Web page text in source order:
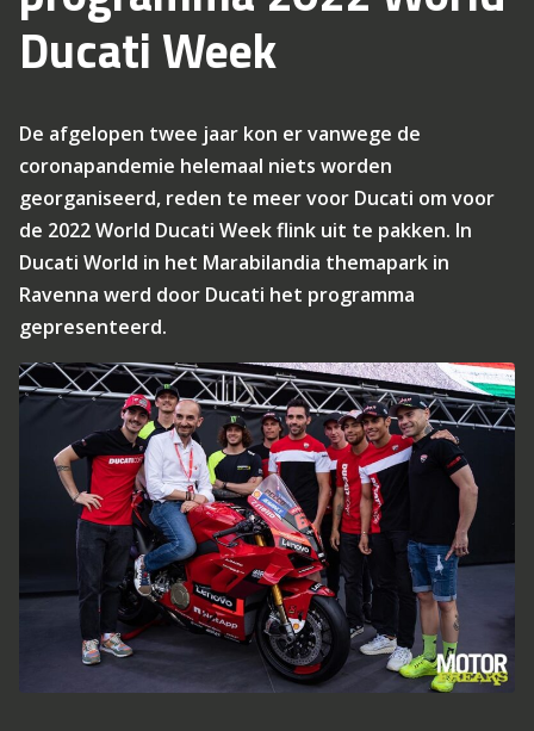
Ducati Week
De afgelopen twee jaar kon er vanwege de
coronapandemie helemaal niets worden
georganiseerd, reden te meer voor Ducati om voor
de 2022 World Ducati Week flink uit te pakken. In
Ducati World in het Marabilandia themapark in
Ravenna werd door Ducati het programma
gepresenteerd.